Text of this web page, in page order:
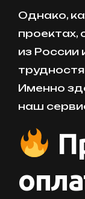
Однако,
проектах,
из России
Именно
наш